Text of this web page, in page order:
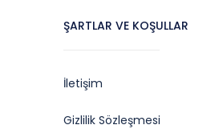
ŞARTLAR VE KOŞULLAR
İletişim
Gizlilik Sözleşmesi